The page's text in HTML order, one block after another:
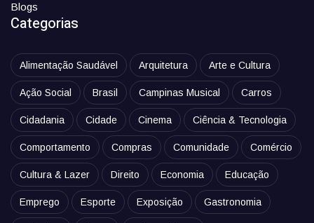
Blogs
Categorias
Alimentação Saudável Arquitetura Arte e Cultura
Ação Social Brasil Campinas Musical Carros
Cidadania Cidade Cinema Ciência & Tecnologia
Comportamento Compras Comunidade Comércio
Cultura & Lazer Direito Economia Educação
Emprego Esporte Exposição Gastronomia